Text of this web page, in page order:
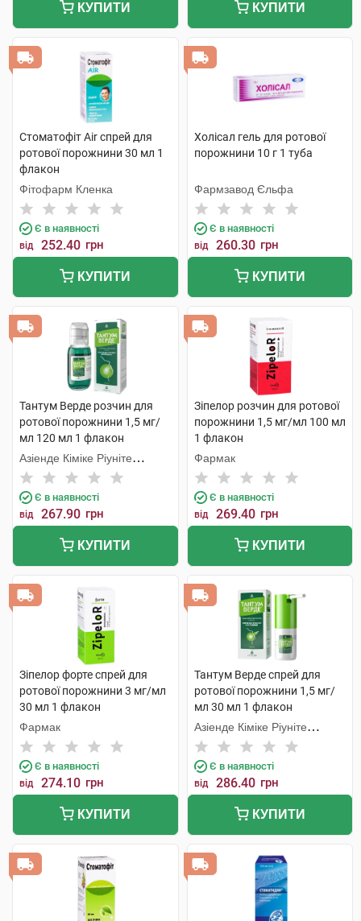
КУПИТИ КУПИТИ
Стоматофіт Air спрей для
ротової порожнини 30 мл 1
флакон
Фітофарм Кленка
Є в наявності
від 252.40 грн
КУПИТИ
Холісал гель для ротової
порожнини 10 г 1 туба
Фармзавод Єльфа
Є в наявності
від 260.30 грн
КУПИТИ
Тантум Верде розчин для
ротової порожнини 1,5 мг/
мл 120 мл 1 флакон
Азіенде Кіміке Ріуніте
Анжеліні Франческо
Є в наявності
від 267.90 грн
КУПИТИ
Зіпелор розчин для ротової
порожнини 1,5 мг/мл 100 мл
1 флакон
Фармак
Є в наявності
від 269.40 грн
КУПИТИ
Зіпелор форте спрей для
ротової порожнини 3 мг/мл
30 мл 1 флакон
Фармак
Є в наявності
від 274.10 грн
КУПИТИ
Тантум Верде спрей для
ротової порожнини 1,5 мг/
мл 30 мл 1 флакон
Азіенде Кіміке Ріуніте
Анжеліні Франческо
Є в наявності
від 286.40 грн
КУПИТИ